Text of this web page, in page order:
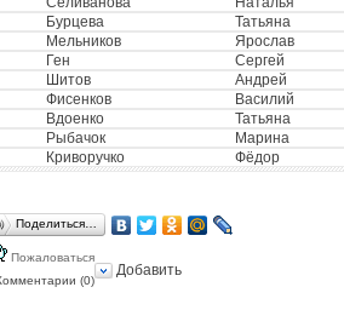
Бурцева
Татьяна
Мельников
Ярослав
Ген
Сергей
Шитов
Андрей
Фисенков
Василий
Вдоенко
Татьяна
Рыбачок
Марина
Криворучко
Фёдор
Поделиться…
Пожаловаться
(0)
Добавить